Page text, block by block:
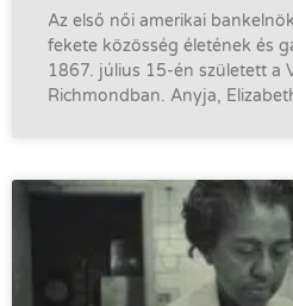
Az első női amerikai
fekete közösség életének és
1867. július 15-én született a
Richmondban. Anyja,